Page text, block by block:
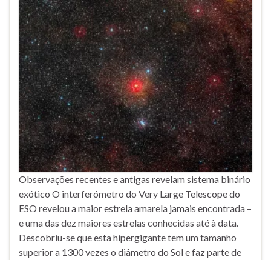
Observações recentes e antigas revelam sistema binário
exótico O interferómetro do Very Large Telescope do
ESO revelou a maior estrela amarela jamais encontrada –
e uma das dez maiores estrelas conhecidas até à data.
Descobriu-se que esta hipergigante tem um tamanho
superior a 1300 vezes o diâmetro do Sol e faz parte de